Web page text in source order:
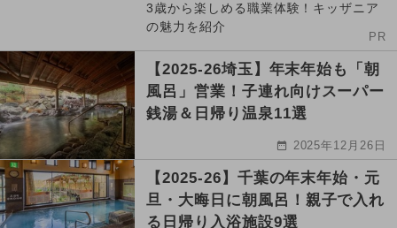
3歳から楽しめる職業体験！キッザニア
の魅力を紹介
PR
【2025-26埼玉】年末年始も「朝
風呂」営業！子連れ向けスーパー
銭湯＆日帰り温泉11選
2025年12月26日
【2025-26】千葉の年末年始・元
旦・大晦日に朝風呂！親子で入れ
る日帰り入浴施設9選